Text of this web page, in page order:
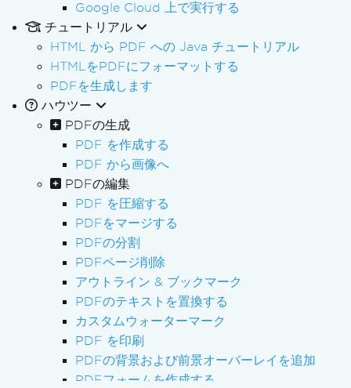
Google Cloud 上で実行する
チュートリアル
HTML から PDF への Java チュートリアル
HTMLをPDFにフォーマットする
PDFを生成します
ハウツー
PDFの生成
PDF を作成する
PDF から画像へ
PDFの編集
PDF を圧縮する
PDFをマージする
PDFの分割
PDFページ削除
アウトライン & ブックマーク
PDFのテキストを置換する
カスタムウォーターマーク
PDF を印刷
PDFの背景および前景オーバーレイを追加
PDFフォームを作成する